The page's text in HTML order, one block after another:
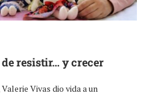
resistir… y crecer
Vivas dio vida a un